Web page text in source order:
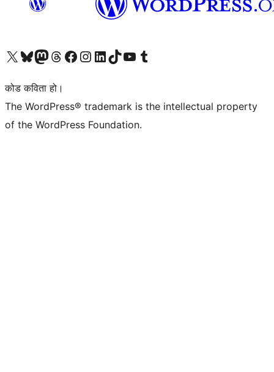
हाम्रो X (पहिले ट्विटर) खातामा जानुहोस्
हाम्रो Bluesky खाता भ्रमण गर्नुहोस्
हाम्रो म्यास्टोडन खाता भ्रमण गर्नुहोस्
हाम्रो थ्रेड्स खातामा जानुहोस्
हाम्रो फेसबुक पेजमा जानुहोस्
हाम्रो इन्स्टाग्राम खातामा जानुहोस्
हाम्रो लिङ्क्डइन खातामा जानुहोस्
हाम्रो TikTok खाता भ्रमण गर्नुहोस्
हाम्रो युट्युब च्यानलमा जानुहोस्
हाम्रो टम्बलर खाता भ्रमण गर्नुहोस्
कोड कविता हो।
The WordPress® trademark is the intellectual property
of the WordPress Foundation.